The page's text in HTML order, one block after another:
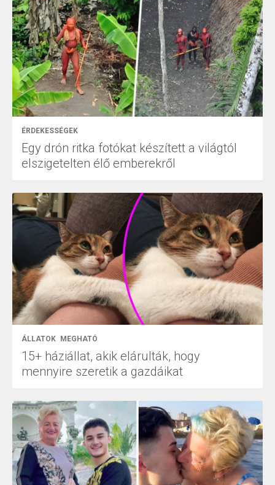
ÉRDEKESSÉGEK
Egy drón ritka fotókat készített a világtól
elszigetelten élő emberekről
ÁLLATOK MEGHATÓ
15+ háziállat, akik elárulták, hogy
mennyire szeretik a gazdáikat